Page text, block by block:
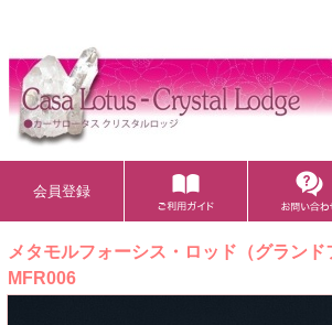
会員登録
メタモルフォーシス・ロッド（グランド
MFR006